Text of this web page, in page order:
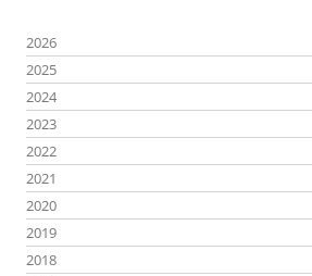
2026
2025
2024
2023
2022
2021
2020
2019
2018